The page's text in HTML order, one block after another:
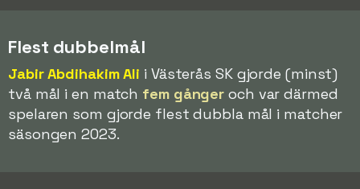
Flest dubbelmål
Jabir Abdihakim Ali i Västerås SK gjorde (minst)
två mål i en match fem gånger och var därmed
spelaren som gjorde flest dubbla mål i matcher
säsongen 2023.